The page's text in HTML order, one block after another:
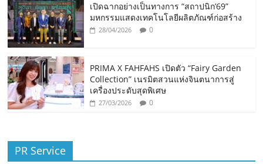
เปิดฉากอย่างเป็นทางการ “สถาปนิก’69”
มหกรรมแสดงเทคโนโลยีผลิตภัณฑ์ก่อสร้าง
28/04/2026 0
PRIMA X FAHFAHS เปิดตัว “Fairy Garden
Collection” เนรมิตสวนแห่งจินตนาการสู่
เครื่องประดับสุดพิเศษ
27/03/2026 0
PR Service